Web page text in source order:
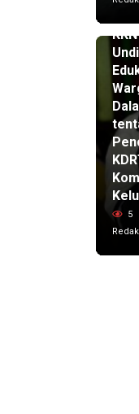
KKN
5